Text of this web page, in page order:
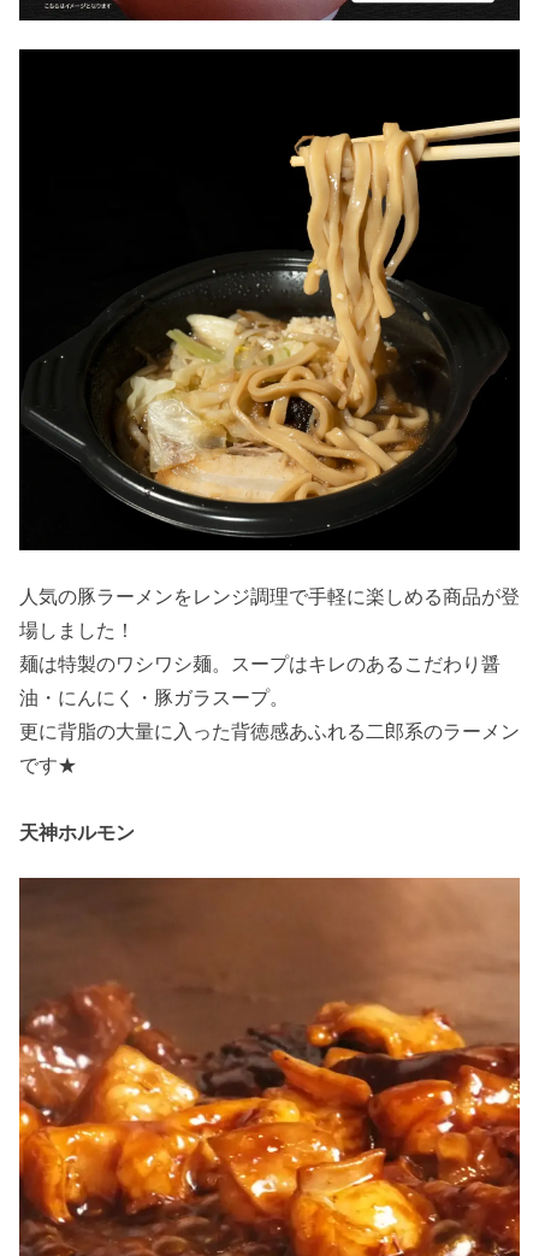
人気の豚ラーメンをレンジ調理で手軽に楽しめる商品が登
場しました！
麺は特製のワシワシ麺。スープはキレのあるこだわり醤
油・にんにく・豚ガラスープ。
更に背脂の大量に入った背徳感あふれる二郎系のラーメン
です★
天神ホルモン